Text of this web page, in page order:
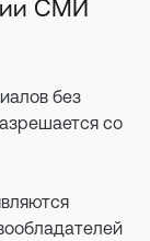
СМИ
без
со